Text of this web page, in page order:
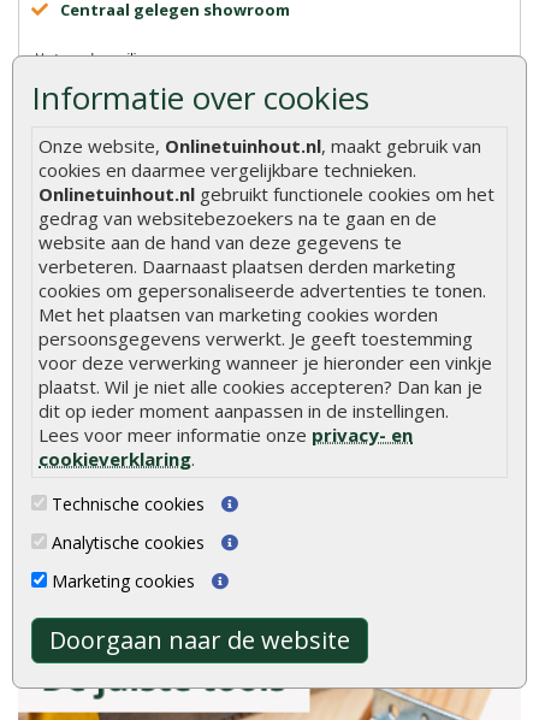
Informatie over cookies
Onze website, Onlinetuinhout.nl, maakt gebruik van
cookies en daarmee vergelijkbare technieken.
Onlinetuinhout.nl gebruikt functionele cookies om het
gedrag van websitebezoekers na te gaan en de
website aan de hand van deze gegevens te
verbeteren. Daarnaast plaatsen derden marketing
cookies om gepersonaliseerde advertenties te tonen.
Met het plaatsen van marketing cookies worden
persoonsgegevens verwerkt. Je geeft toestemming
voor deze verwerking wanneer je hieronder een vinkje
plaatst. Wil je niet alle cookies accepteren? Dan kan je
dit op ieder moment aanpassen in de instellingen.
Lees voor meer informatie onze privacy- en
cookieverklaring.
Technische cookies
Analytische cookies
Marketing cookies
Doorgaan naar de website
Centraal gelegen showroom
Onlinetuinhout.nl
8.9